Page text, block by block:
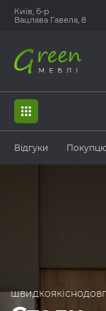
Київ, б-р
Вацлава Гавела, 8
Відгуки
швидкоякісно